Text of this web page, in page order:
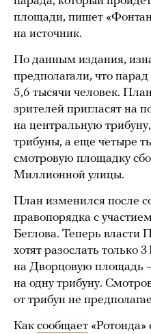
площади, пишет
на источник.
По данным издания,
предполагали, что
5,6 тысячи человек.
зрителей пригласят на
на центральную
трибуны, а еще четыре
смотровую площадку
Миллионной улицы.
План изменился после
правопорядка с
Беглова. Теперь власти
хотят разослать только
на Дворцовую площадь
на одну трибуну.
от трибун не
Как сообщает «Ротонда»